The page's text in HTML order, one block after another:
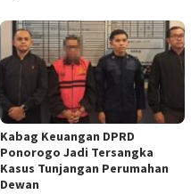
Kabag Keuangan DPRD
Ponorogo Jadi Tersangka
Kasus Tunjangan Perumahan
Dewan